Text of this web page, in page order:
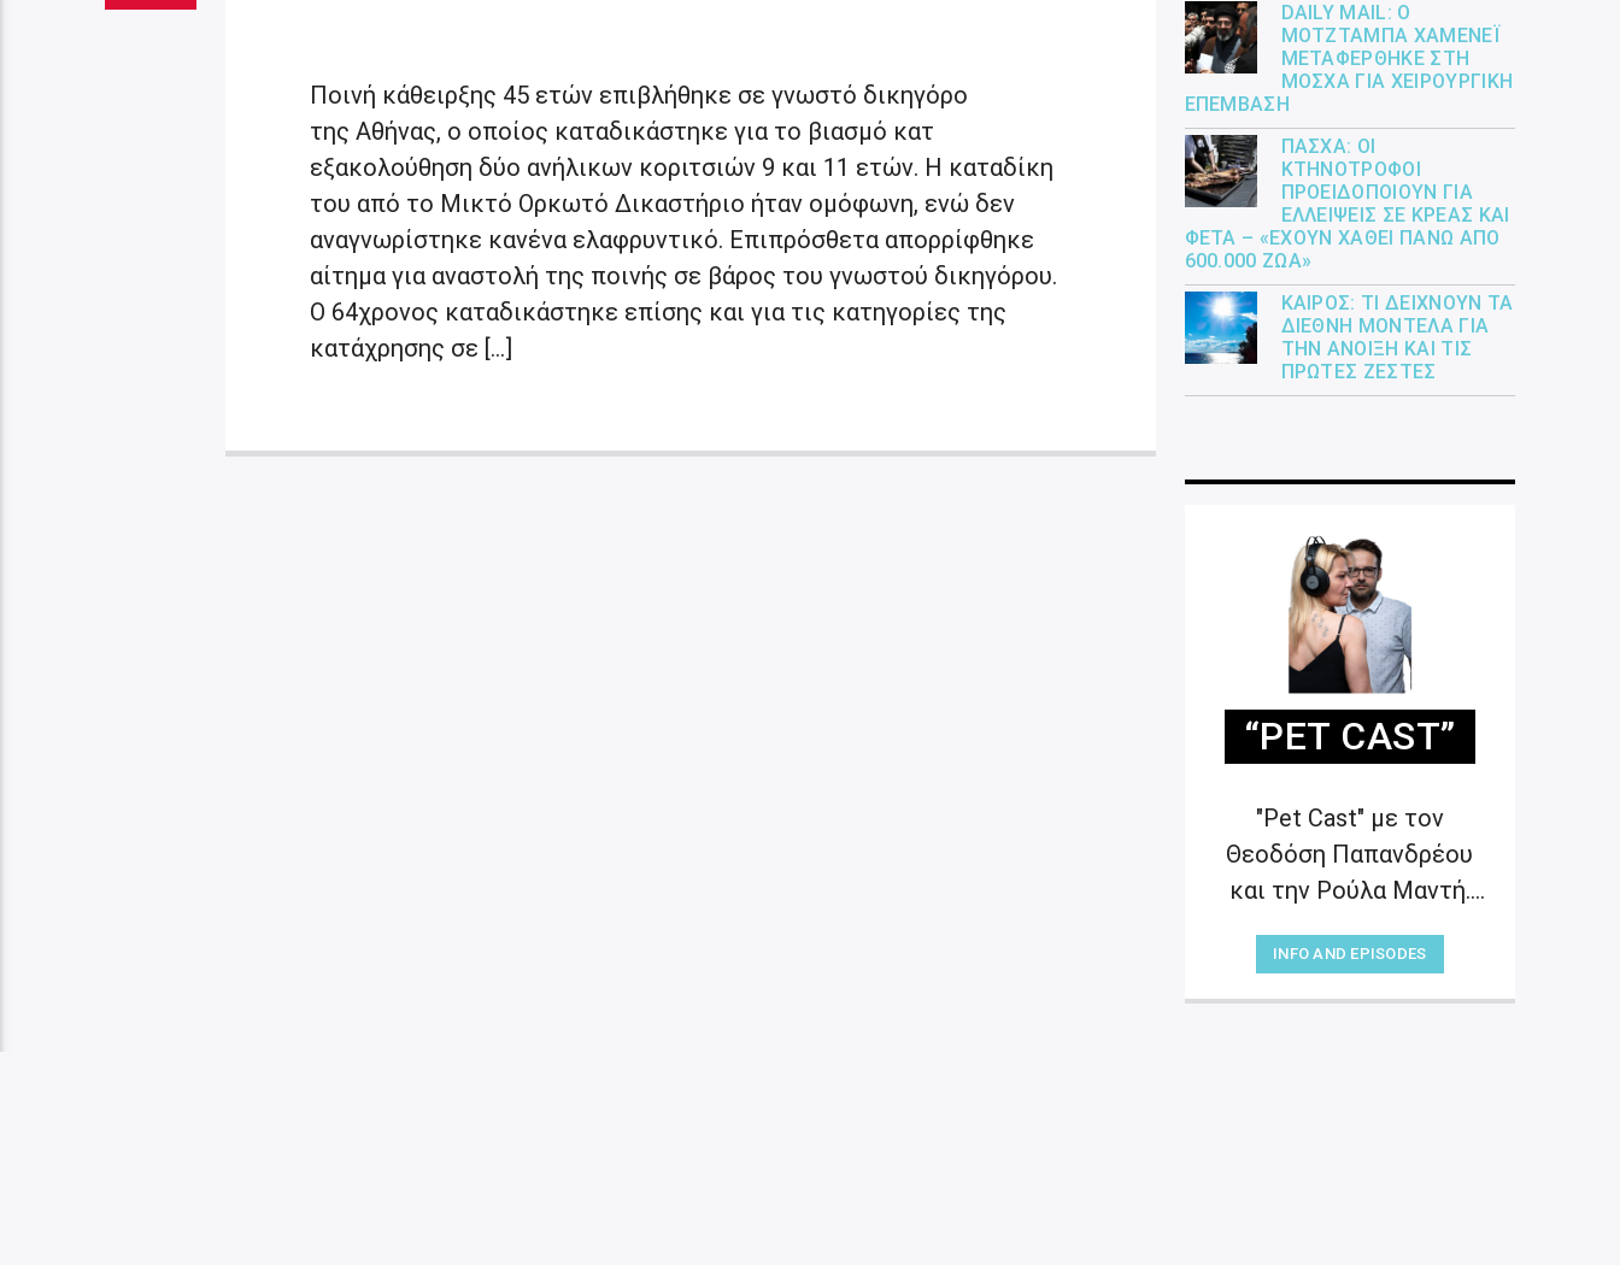
Ποινή κάθειρξης 45 ετών επιβλήθηκε σε γνωστό δικηγόρο
της Αθήνας, ο οποίος καταδικάστηκε για το βιασμό κατ
εξακολούθηση δύο ανήλικων κοριτσιών 9 και 11 ετών. Η καταδίκη
του από το Μικτό Ορκωτό Δικαστήριο ήταν ομόφωνη, ενώ δεν
αναγνωρίστηκε κανένα ελαφρυντικό. Επιπρόσθετα απορρίφθηκε
αίτημα για αναστολή της ποινής σε βάρος του γνωστού δικηγόρου.
Ο 64χρονος καταδικάστηκε επίσης και για τις κατηγορίες της
κατάχρησης σε […]
DAILY MAIL: Ο
ΜΟΤΖΤΆΜΠΑ ΧΑΜΕΝΕΪ́
ΜΕΤΑΦΈΡΘΗΚΕ ΣΤΗ
ΜΌΣΧΑ ΓΙΑ ΧΕΙΡΟΥΡΓΙΚΉ
ΕΠΈΜΒΑΣΗ
ΠΆΣΧΑ: ΟΙ
ΚΤΗΝΟΤΡΌΦΟΙ
ΠΡΟΕΙΔΟΠΟΙΟΎΝ ΓΙΑ
ΕΛΛΕΊΨΕΙΣ ΣΕ ΚΡΈΑΣ ΚΑΙ
ΦΈΤΑ – «ΈΧΟΥΝ ΧΑΘΕΊ ΠΆΝΩ ΑΠΌ
600.000 ΖΏΑ»
ΚΑΙΡΌΣ: ΤΙ ΔΕΊΧΝΟΥΝ ΤΑ
ΔΙΕΘΝΉ ΜΟΝΤΈΛΑ ΓΙΑ
ΤΗΝ ΆΝΟΙΞΗ ΚΑΙ ΤΙΣ
ΠΡΏΤΕΣ ΖΈΣΤΕΣ
“PET CAST”
"Pet Cast" με τον
Θεοδόση Παπανδρέου
και την Ρούλα Μαντή.
ζωοφιλίας![...]
INFO AND EPISODES